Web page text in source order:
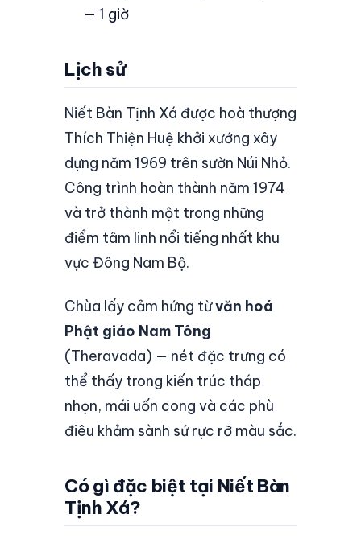
— 1 giờ
Lịch sử
Niết Bàn Tịnh Xá được hoà thượng
Thích Thiện Huệ khởi xướng xây
dựng năm 1969 trên sườn Núi Nhỏ.
Công trình hoàn thành năm 1974
và trở thành một trong những
điểm tâm linh nổi tiếng nhất khu
vực Đông Nam Bộ.
Chùa lấy cảm hứng từvăn hoá
Phật giáo Nam Tông
(Theravada) — nét đặc trưng có
thể thấy trong kiến trúc tháp
nhọn, mái uốn cong và các phù
điêu khảm sành sứ rực rỡ màu sắc.
Có gì đặc biệt tại Niết Bàn
Tịnh Xá?